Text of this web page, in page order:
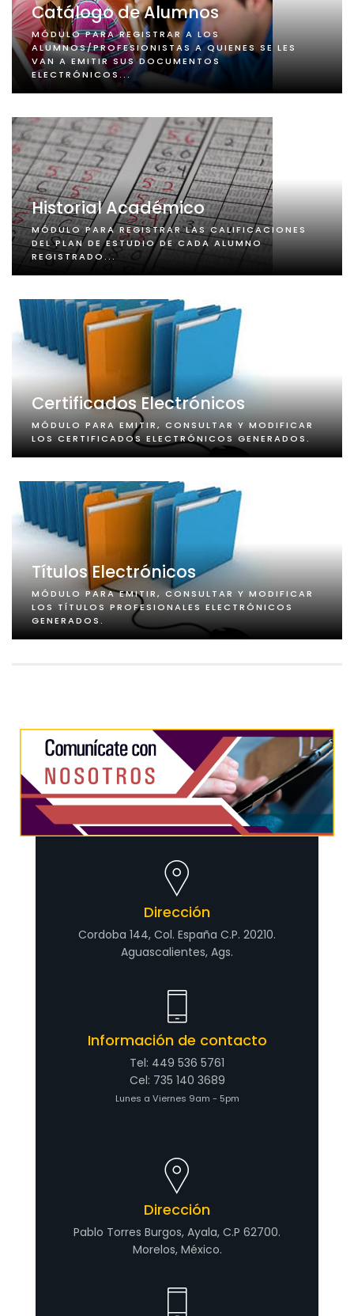
Catálogo de Alumnos
MÓDULO PARA REGISTRAR A LOS
ALUMNOS/PROFESIONISTAS A QUIENES SE LES
VAN A EMITIR SUS DOCUMENTOS
ELECTRÓNICOS...
Historial Académico
MÓDULO PARA REGISTRAR LAS CALIFICACIONES
DEL PLAN DE ESTUDIO DE CADA ALUMNO
REGISTRADO...
Certificados Electrónicos
MÓDULO PARA EMITIR, CONSULTAR Y MODIFICAR
LOS CERTIFICADOS ELECTRÓNICOS GENERADOS.
Títulos Electrónicos
MÓDULO PARA EMITIR, CONSULTAR Y MODIFICAR
LOS TÍTULOS PROFESIONALES ELECTRÓNICOS
GENERADOS.
Dirección
Cordoba 144, Col. España C.P. 20210.
Aguascalientes, Ags.
Información de contacto
Tel: 449 536 5761
Cel: 735 140 3689
Lunes a Viernes 9am - 5pm
Dirección
Pablo Torres Burgos, Ayala, C.P 62700.
Morelos, México.